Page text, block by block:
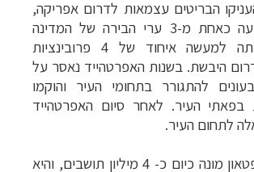
1910 העניקו הבריטים עצמאות לדרום אפריקה,
וקייפטאון נקבעה כאחת מ-3 ערי הבירה של המדינה
החדשה, שהייתה למעשה איחוד של 4 פרובינציות
היבשת. בשנות האפרטהייד נאסר על
להתגורר בתחומי העיר והוקמו
בפאתי העיר. לאחר סיום האפרטהייד
לתחום העיר.
אוכלוסיית קייפטאון מונה כיום כ- 4 מיליון תושבים, והיא